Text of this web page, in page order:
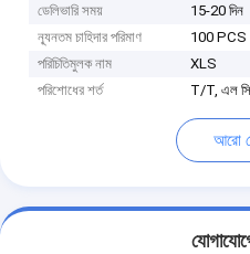
ডেলিভারি সময়
15-20 দিন
ন্যূনতম চাহিদার পরিমাণ
100 PCS
পরিচিতিমুলক নাম
XLS
পরিশোধের শর্ত
T/T, এল সি
আরো